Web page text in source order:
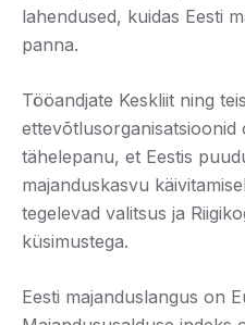
lahendused, kuidas Eesti
panna.
Tööandjate Keskliit ning
tähelepanu, et Eestis
majanduskasvu
tegelevad valitsus ja
küsimustega.
Eesti majanduslangus on